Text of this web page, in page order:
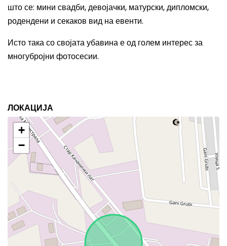
што се: мини свадби, девојачки, матурски, дипломски,
родендени и секаков вид на евенти.
Исто така со својата убавина е од голем интерес за
многубројни фотосесии.
ЛОКАЦИЈА
+
−